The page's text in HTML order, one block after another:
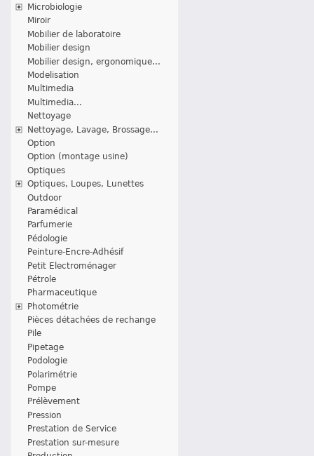
Microbiologie
Miroir
Mobilier de laboratoire
Mobilier design
Mobilier design, ergonomique...
Modelisation
Multimedia
Multimedia...
Nettoyage
Nettoyage, Lavage, Brossage...
Option
Option (montage usine)
Optiques
Optiques, Loupes, Lunettes
Outdoor
Paramédical
Parfumerie
Pédologie
Peinture-Encre-Adhésif
Petit Electroménager
Pétrole
Pharmaceutique
Photométrie
Pièces détachées de rechange
Pile
Pipetage
Podologie
Polarimétrie
Pompe
Prélèvement
Pression
Prestation de Service
Prestation sur-mesure